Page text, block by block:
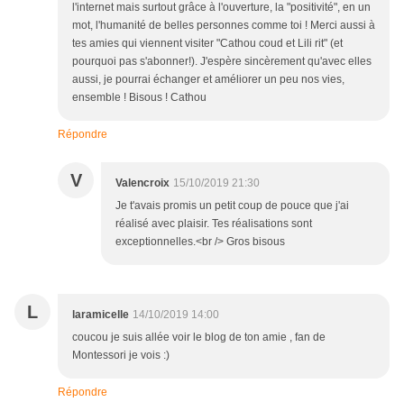
l'internet mais surtout grâce à l'ouverture, la "positivité", en un
mot, l'humanité de belles personnes comme toi ! Merci aussi à
tes amies qui viennent visiter "Cathou coud et Lili rit" (et
pourquoi pas s'abonner!). J'espère sincèrement qu'avec elles
aussi, je pourrai échanger et améliorer un peu nos vies,
ensemble ! Bisous ! Cathou
Répondre
V Valencroix 15/10/2019 21:30
Je t'avais promis un petit coup de pouce que j'ai
réalisé avec plaisir. Tes réalisations sont
exceptionnelles.<br /> Gros bisous
L laramicelle 14/10/2019 14:00
coucou je suis allée voir le blog de ton amie , fan de
Montessori je vois :)
Répondre